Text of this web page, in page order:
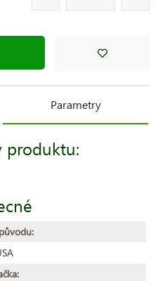
Parametry
produktu: